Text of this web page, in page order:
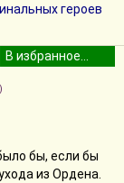
героев
бы, если бы
из Ордена.